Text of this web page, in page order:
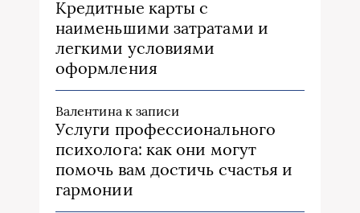
Кредитные карты с
наименьшими затратами и
легкими условиями
оформления
Валентинак записи
Услуги профессионального
психолога: как они могут
помочь вам достичь счастья и
гармонии